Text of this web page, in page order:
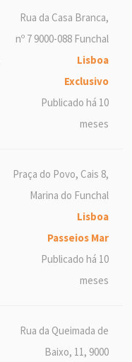
Rua da Casa Branca,
nº 7 9000-088 Funchal
Lisboa
Exclusivo
Publicado há 10
meses
Praça do Povo, Cais 8,
Marina do Funchal
Lisboa
Passeios Mar
Publicado há 10
meses
Rua da Queimada de
Baixo, 11, 9000